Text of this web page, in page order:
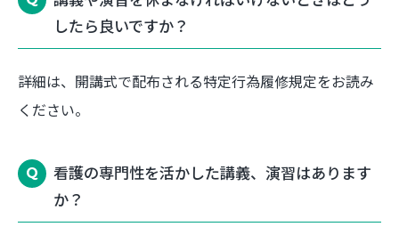
したら良いですか？
詳細は、開講式で配布される特定行為履修規定をお読み
ください。
看護の専門性を活かした講義、演習はあります
か？